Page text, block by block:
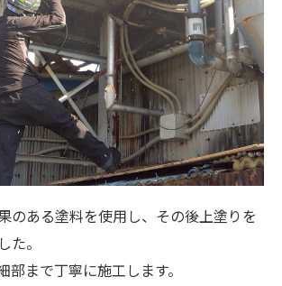
のある塗料を使用し、その後上塗りを
た。
部まで丁寧に施工します。